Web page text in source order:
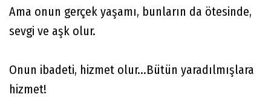
Ama onun gerçek yaşamı, bunların da ötesinde,
sevgi ve aşk olur.
Onun ibadeti, hizmet olur...Bütün yaradılmışlara
hizmet!